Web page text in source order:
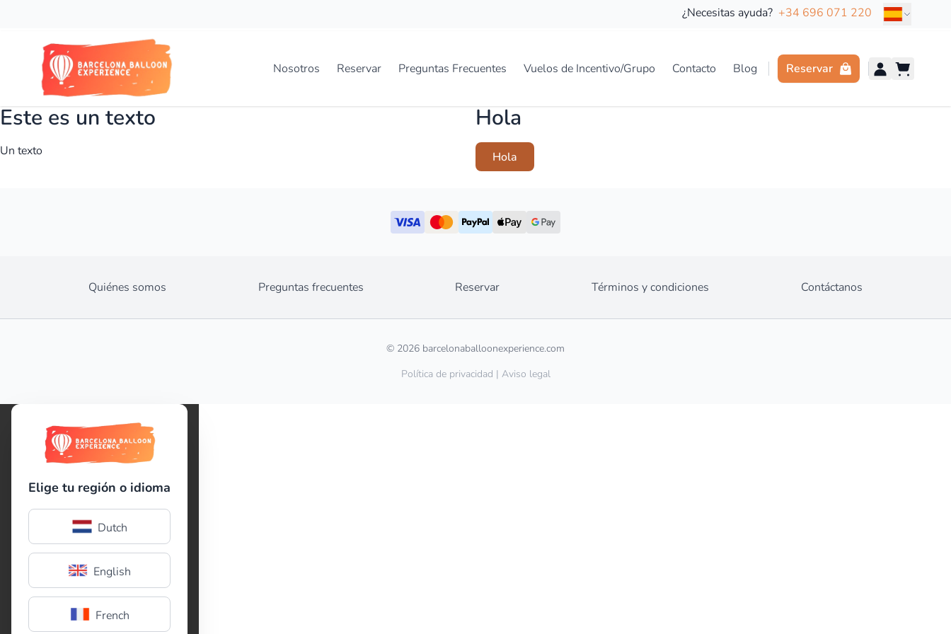
¿Necesitas ayuda? +34 696 071 220 Idioma
Nosotros Reservar Preguntas Frecuentes Vuelos de Incentivo/Grupo Contacto Blog Reservar
Este es un texto
Un texto
Hola
Hola
Quiénes somos Preguntas frecuentes Reservar Términos y condiciones Contáctanos
© 2026 barcelonaballoonexperience.com
Política de privacidad | Aviso legal
Elige tu región o idioma
Dutch
English
French